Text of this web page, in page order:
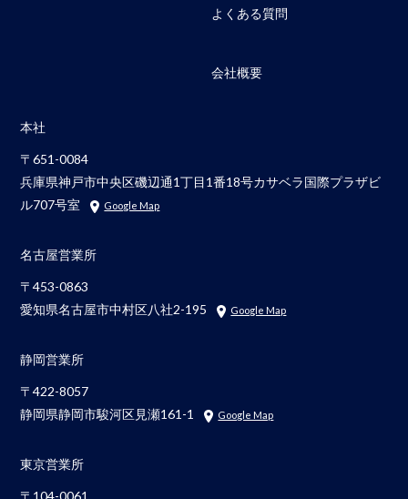
よくある質問
会社概要
本社
〒651-0084
兵庫県神戸市中央区磯辺通1丁目1番18号カサベラ国際プラザビ
ル707号室
Google Map
名古屋営業所
〒453-0863
愛知県名古屋市中村区八社2-195
Google Map
静岡営業所
〒422-8057
静岡県静岡市駿河区見瀬161-1
Google Map
東京営業所
〒104-0061